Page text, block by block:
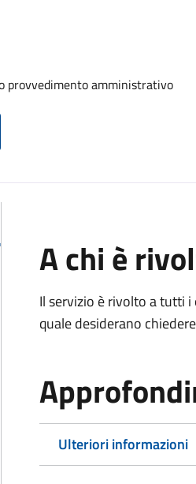
provvedimento amministrativo
A chi è
Il servizio è rivolto a tutti
quale desiderano
Ulteriori informazioni